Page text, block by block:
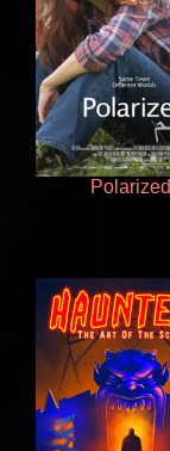
Polarized